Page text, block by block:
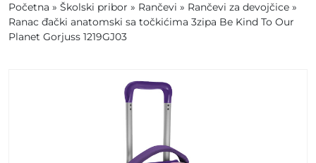
Početna » Školski pribor » Rančevi » Rančevi za devojčice »
Ranac đački anatomski sa točkićima 3zipa Be Kind To Our
Planet Gorjuss 1219GJ03